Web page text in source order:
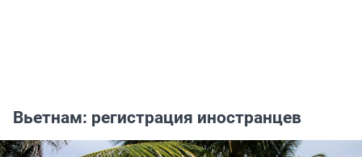
Вьетнам: регистрация иностранцев